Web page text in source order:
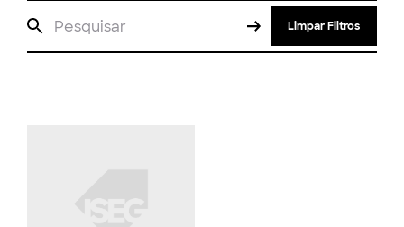
Limpar Filtros